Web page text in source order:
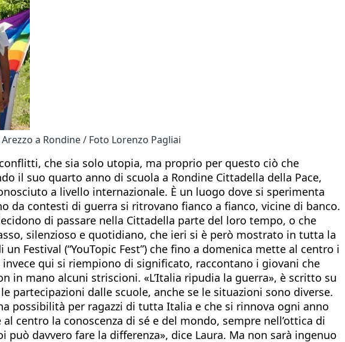
a Rondine / Foto Lorenzo Pagliai
che sia solo utopia, ma proprio per questo ciò che
il suo quarto anno di scuola a Rondine Cittadella della Pace,
a livello internazionale. È un luogo dove si sperimenta
da contesti di guerra si ritrovano fianco a fianco, vicine di banco.
di passare nella Cittadella parte del loro tempo, o che
silenzioso e quotidiano, che ieri si è però mostrato in tutta la
Festival (“YouTopic Fest”) che fino a domenica mette al centro i
qui si riempiono di significato, raccontano i giovani che
mano alcuni striscioni. «L’Italia ripudia la guerra», è scritto su
partecipazioni dalle scuole, anche se le situazioni sono diverse.
possibilità per ragazzi di tutta Italia e che si rinnova ogni anno
centro la conoscenza di sé e del mondo, sempre nell’ottica di
davvero fare la differenza», dice Laura. Ma non sarà ingenuo